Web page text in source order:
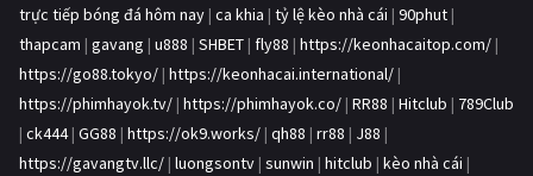
trực tiếp bóng đá hôm nay | ca khia | tỷ lệ kèo nhà cái | 90phut |
thapcam | gavang | u888 | SHBET | fly88 | https://keonhacaitop.com/ |
https://go88.tokyo/ | https://keonhacai.international/ |
https://phimhayok.tv/ | https://phimhayok.co/ | RR88 | Hitclub | 789Club
| ck444| GG88 | https://ok9.works/ | qh88 | rr88 | J88 |
https://gavangtv.llc/ | luongsontv | sunwin | hitclub | kèo nhà cái |